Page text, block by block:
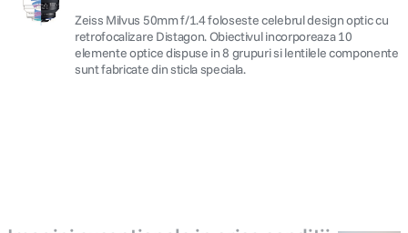
Zeiss Milvus 50mm f/1.4 foloseste celebrul design optic cu
retrofocalizare Distagon. Obiectivul incorporeaza 10
elemente optice dispuse in 8 grupuri si lentilele componente
sunt fabricate din sticla speciala.